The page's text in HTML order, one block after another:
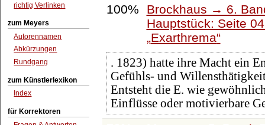
richtig Verlinken
zum Meyers
Autorennamen
Abkürzungen
Rundgang
zum Künstlerlexikon
Index
für Korrektoren
100%
Brockhaus → 6.
Hauptstück: Seite
Exarthrema
. 1823) hatte ihre Macht ein
Gefühls- und
Entsteht die E. wie
Einflüsse oder motivierbare